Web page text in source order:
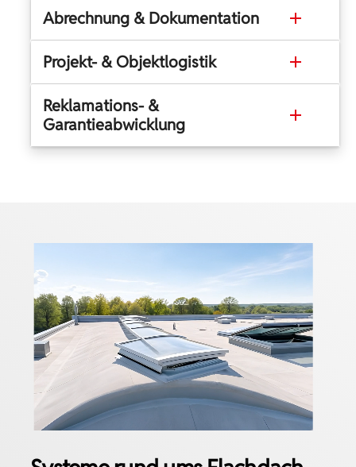
Abrechnung & Dokumentation
Projekt- & Objektlogistik
Reklamations- &
Garantieabwicklung